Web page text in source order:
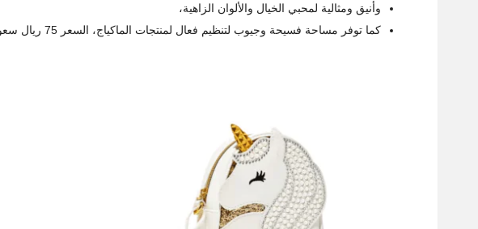
وأنيق ومثالية لمحبي الخيال والألوان الزاهية،
كما توفر مساحة فسيحة وجيوب لتنظيم فعال لمنتجات الماكياج، السعر 75 ريال سعودي.